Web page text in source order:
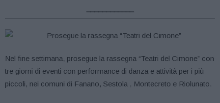
Nel fine settimana, prosegue la rassegna “Teatri del Cimone” con
tre giorni di eventi con performance di danza e attività per i più
piccoli, nei comuni di Fanano, Sestola , Montecreto e Riolunato.